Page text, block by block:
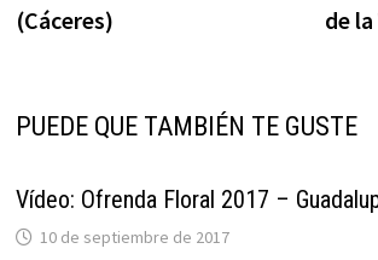
(Cáceres)
de
PUEDE QUE TAMBIÉN TE GUSTE
Vídeo: Ofrenda Floral 2017 –
10 de septiembre de 2017